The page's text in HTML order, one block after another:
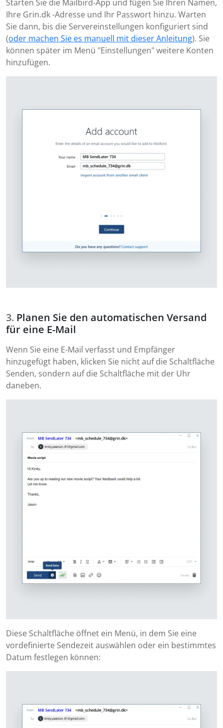
Starten Sie die Mailbird-App und fügen Sie Ihren Namen,
Ihre Grin.dk -Adresse und Ihr Passwort hinzu. Warten
Sie dann, bis die Servereinstellungen konfiguriert sind
(oder machen Sie es manuell mit dieser Anleitung). Sie
können später im Menü "Einstellungen" weitere Konten
hinzufügen.
Planen Sie den automatischen Versand
für eine E-Mail
Wenn Sie eine E-Mail verfasst und Empfänger
hinzugefügt haben, klicken Sie nicht auf die Schaltfläche
Senden, sondern auf die Schaltfläche mit der Uhr
daneben.
Diese Schaltfläche öffnet ein Menü, in dem Sie eine
vordefinierte Sendezeit auswählen oder ein bestimmtes
Datum festlegen können: